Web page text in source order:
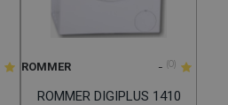
ROMMER - (0)
ROMMER DIGIPLUS 1410